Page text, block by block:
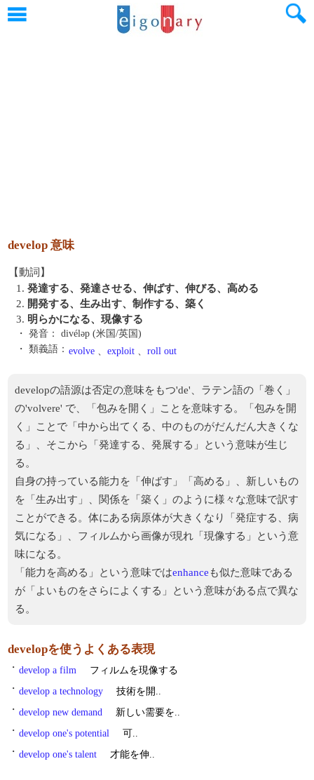
develop 意味
【動詞】
1. 発達する、発達させる、伸ばす、伸びる、高める
2. 開発する、生み出す、制作する、築く
3. 明らかになる、現像する
・ 発音：
divéləp (米国/英国)
・ 類義語： evolve 、 exploit 、 roll out
developの語源は否定の意味をもつ'de'、ラテン語の「巻く」
の'volvere' で、「包みを開く」ことを意味する。「包みを開
く」ことで「中から出てくる、中のものがだんだん大きくな
る」、そこから「発達する、発展する」という意味が生じ
る。
自身の持っている能力を「伸ばす」「高める」、新しいもの
を「生み出す」、関係を「築く」のように様々な意味で訳す
ことができる。体にある病原体が大きくなり「発症する、病
気になる」、フィルムから画像が現れ「現像する」という意
味になる。
「能力を高める」という意味ではenhance も似た意味である
が「よいものをさらによくする」という意味がある点で異な
る。
developを使うよくある表現
・ develop a film
フィルムを現像する
・ develop a technology
技術を開..
・ develop new demand
新しい需要を..
・ develop one's potential
可..
・ develop one's talent 才能を伸..